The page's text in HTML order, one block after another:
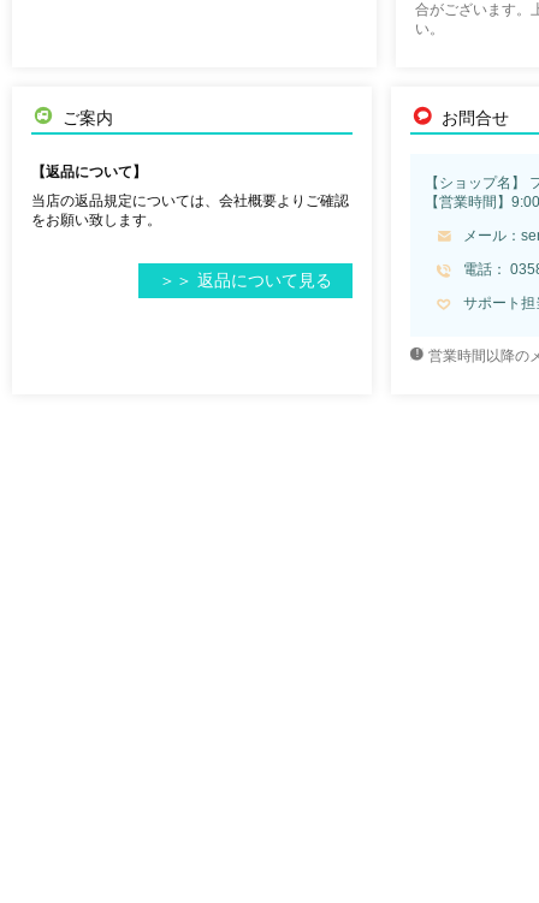
合がございます。
い。
ご案内
【返品について】
当店の返品規定については、会社概要よりご確認
をお願い致します。
＞＞ 返品について見る
お問合せ
【ショップ名】
【営業時間】
メール：
電話：
サポート
営業時間以降の